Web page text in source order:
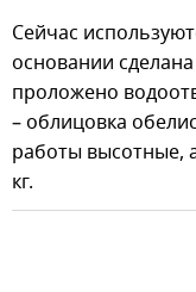
Сейчас
основании
проложено
– облицовка
работы высотные,
кг.